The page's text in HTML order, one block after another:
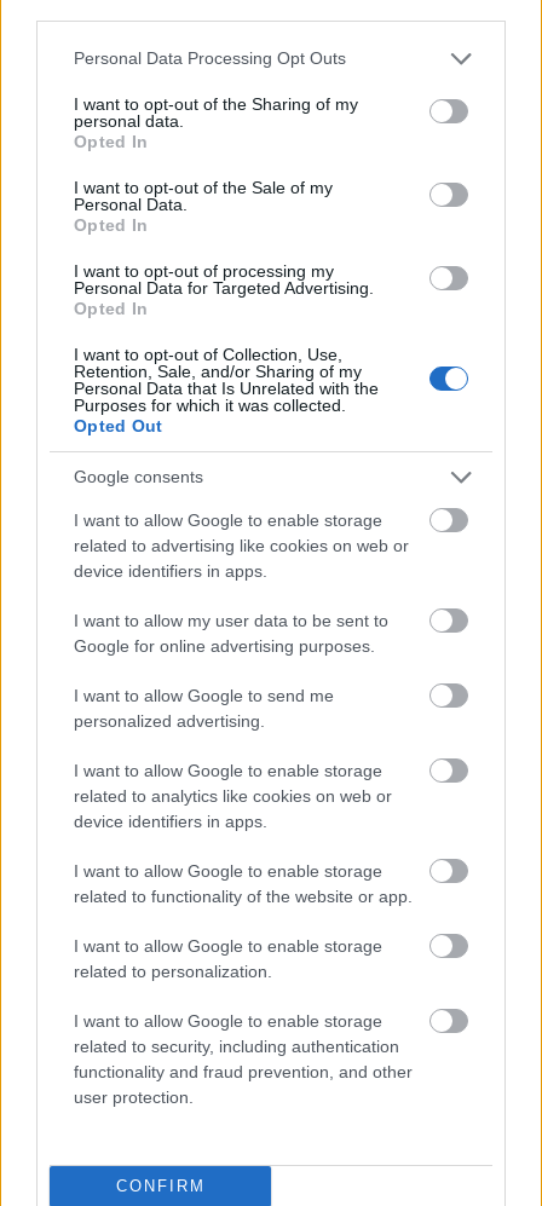
Please note that this website/app uses one or more Google
not limited to your visit or usage behaviour. You may click to
grant or deny consent to Google and its third-party tags to
use your data for below specified purposes in below Google
consent section.
Personal Data Processing Opt Outs
I want to opt-out of the Sharing of my
personal data.
Opted In
I want to opt-out of the Sale of my
Personal Data.
Opted In
I want to opt-out of processing my
Personal Data for Targeted Advertising.
Opted In
I want to opt-out of Collection, Use,
Retention, Sale, and/or Sharing of my
Personal Data that Is Unrelated with the
Purposes for which it was collected.
Opted Out
Google consents
I want to allow Google to enable storage
related to advertising like cookies on web or
device identifiers in apps.
I want to allow my user data to be sent to
Google for online advertising purposes.
I want to allow Google to send me
personalized advertising.
I want to allow Google to enable storage
related to analytics like cookies on web or
device identifiers in apps.
I want to allow Google to enable storage
related to functionality of the website or app.
I want to allow Google to enable storage
related to personalization.
I want to allow Google to enable storage
related to security, including authentication
functionality and fraud prevention, and other
user protection.
CONFIRM
BSZM 2018
2015 és 2016 után ismét eljött az ideje, hogy rajthoz
álljak a Balaton Szupermaratonon, ahol a feladat a
Balaton körbefutása négy nap alatt. Minden ...
Balatonman Füred 2017
• 2017. szeptember 21.
Beszámolót írni azért jó, mert újra lehet élni az
Balatonman Füred… A verseny előtt átnéztem a